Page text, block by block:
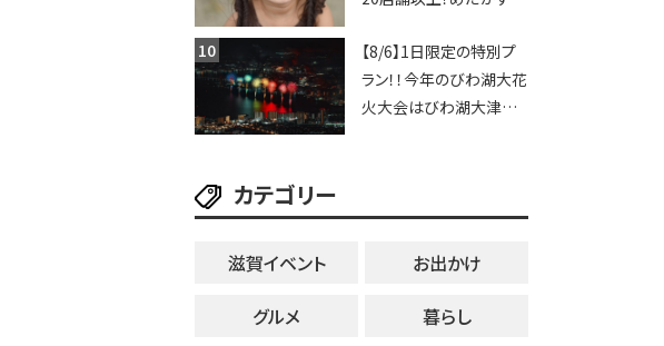
ソングライターによるライ
ブなど。【和邇ふれあい夏
祭り】
【8/6】1日限定の特別プ
ラン！！今年のびわ湖大花
火大会はびわ湖大津プリ
カテゴリー
滋賀イベント
お出かけ
グルメ
暮らし